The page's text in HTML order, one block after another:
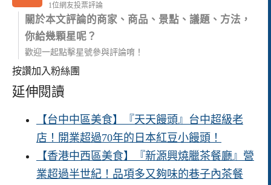
1位網友投票評論
關於本文評論的商家、商品、景點、議題、方法，
你給幾顆星呢？
歡迎一起點擊星號參與評論唷！
按讚加入粉絲團
延伸閱讀
【台中中區美食】『天天饅頭』台中超級老
店！開業超過70年的日本紅豆小饅頭！
【香港中西區美食】『新源興燒臘茶餐廳』營
業超過半世紀！品項多又夠味的巷子內茶餐